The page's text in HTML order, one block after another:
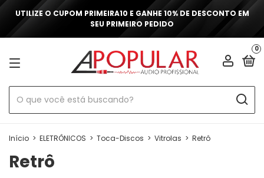
UTILIZE O CUPOM PRIMEIRA10 E GANHE 10% DE DESCONTO EM
SEU PRIMEIRO PEDIDO
0
Início > ELETRÔNICOS > Toca-Discos > Vitrolas > Retrô
Retrô